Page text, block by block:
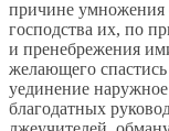
причине умножения
господства их, по
и пренебрежения
желающего спастись
уединение
благодатных